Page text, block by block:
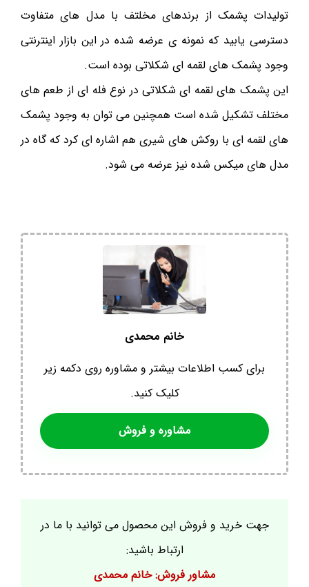
تولیدات پشمک از برندهای مخلتف با مدل های متفاوت
دسترسی یابید که نمونه ی عرضه شده در این بازار اینترنتی
وجود پشمک های لقمه ای شکلاتی بوده است.
این پشمک های لقمه ای شکلاتی در نوع فله ای از طعم های
مختلف تشکیل شده است همچنین می توان به وجود پشمک
های لقمه ای با روکش های شیری هم اشاره ای کرد که گاه در
مدل های میکس شده نیز عرضه می شود.
خانم محمدی
برای کسب اطلاعات بیشتر و مشاوره روی دکمه زیر
کلیک کنید.
مشاوره و فروش
جهت خرید و فروش این محصول می توانید با ما در
ارتباط باشید:
مشاور فروش: خانم محمدی